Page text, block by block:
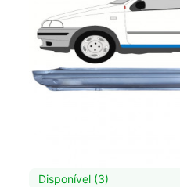
Disponível (3)